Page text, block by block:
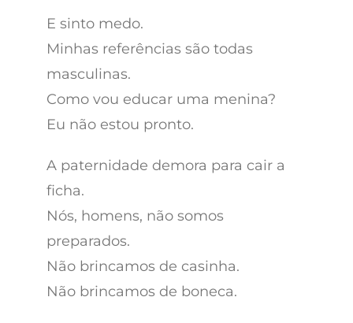
E sinto medo.
Minhas referências são todas
masculinas.
Como vou educar uma menina?
Eu não estou pronto.
A paternidade demora para cair a
ficha.
Nós, homens, não somos
preparados.
Não brincamos de casinha.
Não brincamos de boneca.